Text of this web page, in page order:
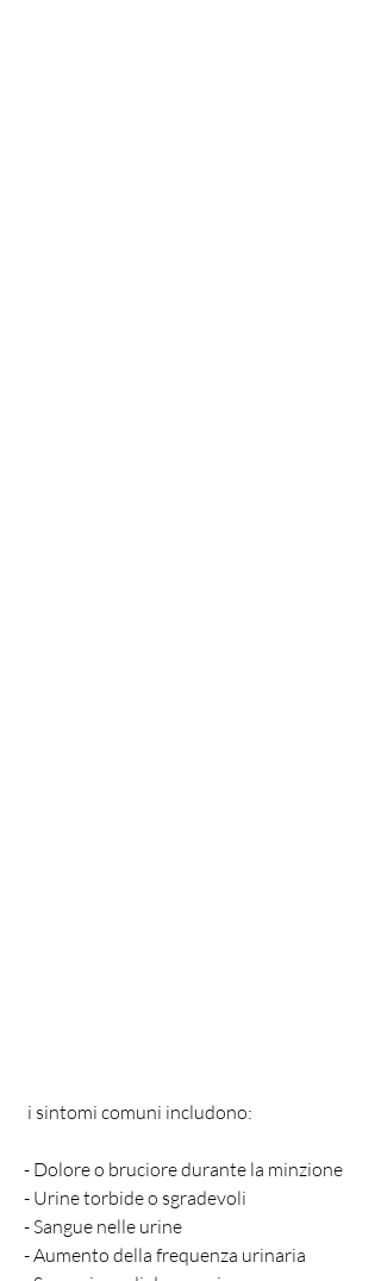
i sintomi comuni includono:
- Dolore o bruciore durante la minzione
- Urine torbide o sgradevoli
- Sangue nelle urine
- Aumento della frequenza urinaria